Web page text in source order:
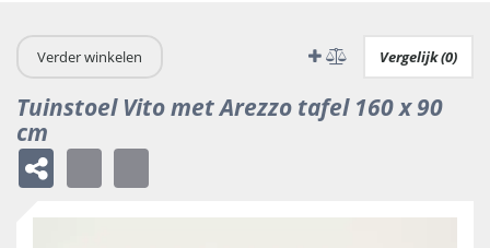
Verder winkelen Vergelijk (0)
Tuinstoel Vito met Arezzo tafel 160 x 90
cm